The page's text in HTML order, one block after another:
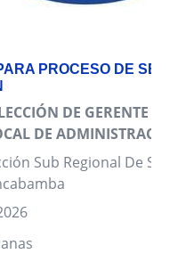
PROCESO DE
DE GERENTE DE
DE ADMINISTRACIÓN
Sub Regional De Salud